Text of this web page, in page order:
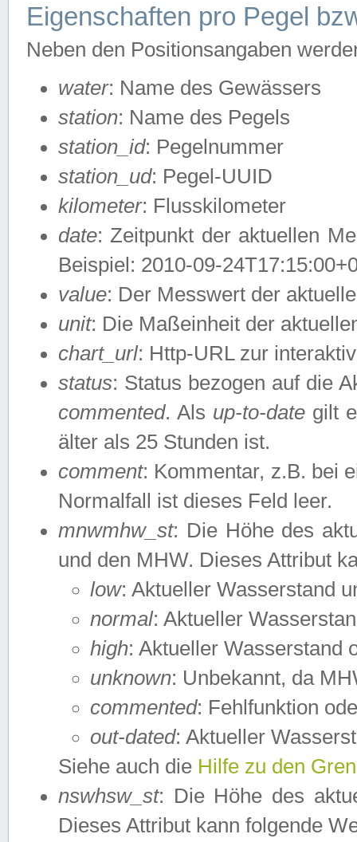
Eigenschaften pro Pegel
Neben den Positionsangaben
water: Name des Gewässers
station: Name des Pegels
station_id: Pegelnummer
station_ud: Pegel-UUID
kilometer: Flusskilometer
date: Zeitpunkt der aktuellen
Beispiel: 2010-09-
value: Der Messwert der
unit: Die Maßeinheit der
chart_url: Http-URL zur
status: Status bezogen auf die
commented. Als up-to-date gilt
älter als 25 Stunden ist.
comment: Kommentar, z.B. bei
Normalfall ist dieses Feld leer.
mnwmhw_st: Die Höhe des
und den MHW. Dieses Attribut
low: Aktueller Wasserstand
normal: Aktueller
high: Aktueller Wasserstand
unknown: Unbekannt, da
commented: Fehlfunktion
out-dated: Aktueller
Siehe auch die Hilfe zu den
nswhsw_st: Die Höhe des
Dieses Attribut kann folgende